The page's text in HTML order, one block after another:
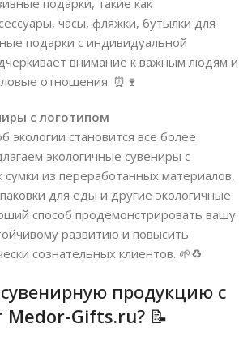
часы, фляжки, бутылки для
подарки с индивидуальной
внимание к важным людям и
отношения. ⏰🍷
с логотипом
экологии становится все более
экологичные сувениры с
сумки из переработанных материалов,
для еды и другие экологичные
способ продемонстрировать вашу
развитию и повысить
сознательных клиентов. 🌱♻️
продукцию с
Medor-Gifts.ru? 📝